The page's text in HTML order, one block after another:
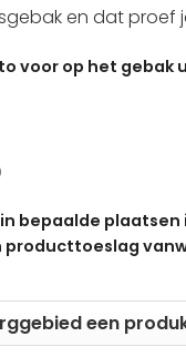
en dat proef
voor op het gebak
bepaalde plaatsen
producttoeslag